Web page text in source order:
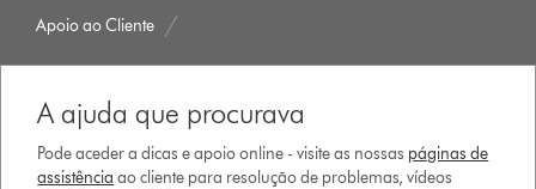
Apoio ao Cliente
A ajuda que procurava
Pode aceder a dicas e apoio online - visite as nossas páginas de
assistência ao cliente para resolução de problemas, vídeos